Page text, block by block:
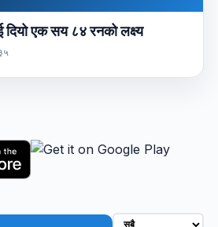
एक सय ८४ रनको लक्ष्य